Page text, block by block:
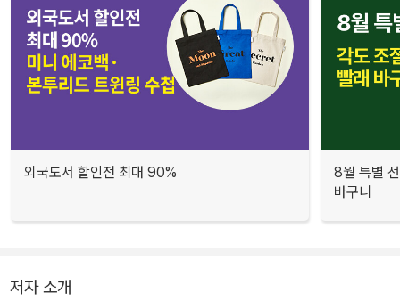
외국도서 할인전 최대 90%
8월 특별
바구니
저자 소개